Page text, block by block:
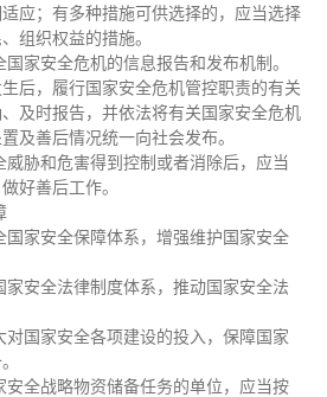
应；有多种措施可供选择的，应当选择
组织权益的措施。
家安全危机的信息报告和发布机制。
后，履行国家安全危机管控职责的有关
及时报告，并依法将有关国家安全危机
及善后情况统一向社会发布。
威胁和危害得到控制或者消除后，应当
好善后工作。
国家安全保障体系，增强维护国家安全
家安全法律制度体系，推动国家安全法
对国家安全各项建设的投入，保障国家
安全战略物资储备任务的单位，应当按